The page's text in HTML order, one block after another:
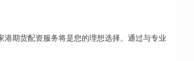
期货配资服务将是您的理想选择。通过与专业